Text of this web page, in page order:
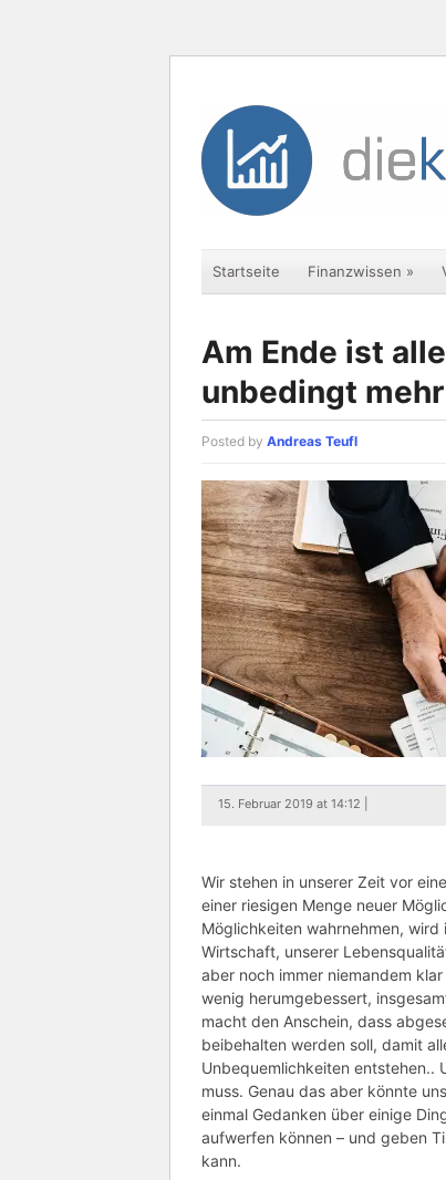
Startseite Finanzwissen »
Am Ende ist
unbedingt
Posted by Andreas Teufl
15. Februar 2019 at 14:12 |
Wir stehen in unserer Zeit vor
einer riesigen Menge neuer
Möglichkeiten wahrnehmen,
Wirtschaft, unserer
aber noch immer niemandem
wenig herumgebessert,
macht den Anschein, dass
beibehalten werden soll, damit
Unbequemlichkeiten entstehen..
muss. Genau das aber könnte
einmal Gedanken über einige
aufwerfen können – und geben
kann.